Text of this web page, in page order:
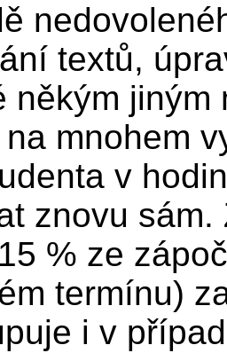
textů,
někým
mnohem
v
znovu
% ze
termínu)
i v